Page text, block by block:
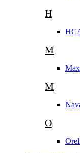
H
M
M
O